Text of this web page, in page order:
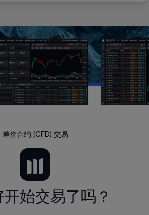
差价合约 (CFD) 交易
开始交易了吗？